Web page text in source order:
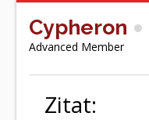
Cypheron
Advanced Member
Zitat: